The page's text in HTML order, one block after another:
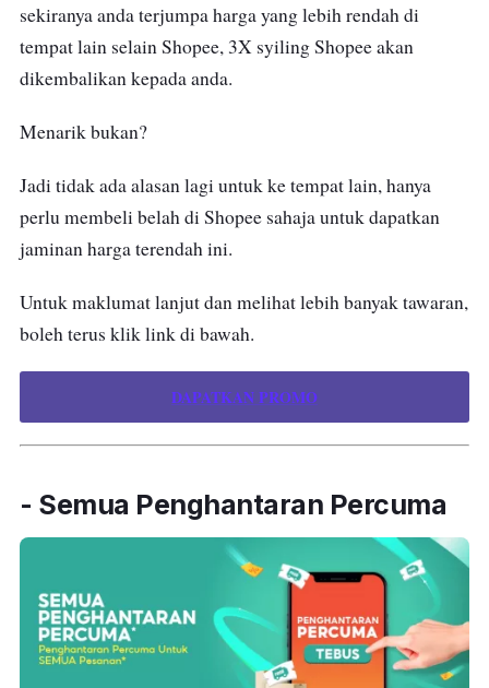
sekiranya anda terjumpa harga yang lebih rendah di
tempat lain selain Shopee, 3X syiling Shopee akan
dikembalikan kepada anda.
Menarik bukan?
Jadi tidak ada alasan lagi untuk ke tempat lain, hanya
perlu membeli belah di Shopee sahaja untuk dapatkan
jaminan harga terendah ini.
Untuk maklumat lanjut dan melihat lebih banyak tawaran,
boleh terus klik link di bawah.
DAPATKAN PROMO
- Semua Penghantaran Percuma